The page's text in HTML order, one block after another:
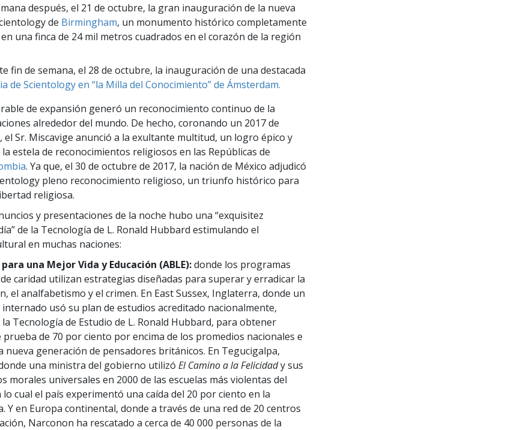
después, el 21 de octubre, la gran inauguración de la nueva
de Birmingham, un monumento histórico completamente
una finca de 24 mil metros cuadrados en el corazón de la región
fin de semana, el 28 de octubre, la inauguración de una destacada
de Scientology en “la Milla del Conocimiento” de Ámsterdam.
de expansión generó un reconocimiento continuo de la
alrededor del mundo. De hecho, coronando un 2017 de
el Sr. Miscavige anunció a la exultante multitud, un logro épico y
estela de reconocimientos religiosos en las Repúblicas de
. Ya que, el 30 de octubre de 2017, la nación de México adjudicó
pleno reconocimiento religioso, un triunfo histórico para
religiosa.
y presentaciones de la noche hubo una “exquisitez
de la Tecnología de L. Ronald Hubbard estimulando el
en muchas naciones:
una Mejor Vida y Educación (ABLE):donde los programas
caridad utilizan estrategias diseñadas para superar y erradicar la
el analfabetismo y el crimen. En East Sussex, Inglaterra, donde un
usó su plan de estudios acreditado nacionalmente,
Tecnología de Estudio de L. Ronald Hubbard, para obtener
prueba de 70 por ciento por encima de los promedios nacionales e
nueva generación de pensadores británicos. En Tegucigalpa,
una ministra del gobierno utilizó El Camino a la Felicidady sus
morales universales en 2000 de las escuelas más violentas del
lo cual el país experimentó una caída del 20 por ciento en la
Y en Europa continental, donde a través de una red de 20 centros
Narconon ha rescatado a cerca de 40 000 personas de la